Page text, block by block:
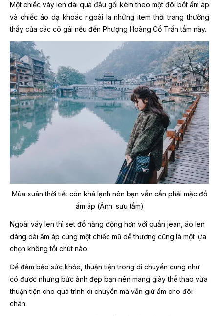
Một chiếc váy len dài quá đầu gối kèm theo một đôi bốt ấm áp
và chiếc áo dạ khoác ngoài là những item thời trang thường
thấy của các cô gái nếu đến Phượng Hoàng Cổ Trấn tầm này.
Mùa xuân thời tiết còn khá lạnh nên bạn vẫn cần phải mặc đồ
ấm áp (Ảnh: sưu tầm)
Ngoài váy len thì set đồ năng động hơn với quần jean, áo len
dáng dài ấm áp cùng một chiếc mũ dễ thương cũng là một lựa
chọn không tồi chút nào.
Để đảm bảo sức khỏe, thuận tiện trong di chuyển cũng như
có được những bức ảnh đẹp bạn nên mang giày thể thao vừa
thuận tiện cho quá trình di chuyển mà vẫn giữ ấm cho đôi
chân.